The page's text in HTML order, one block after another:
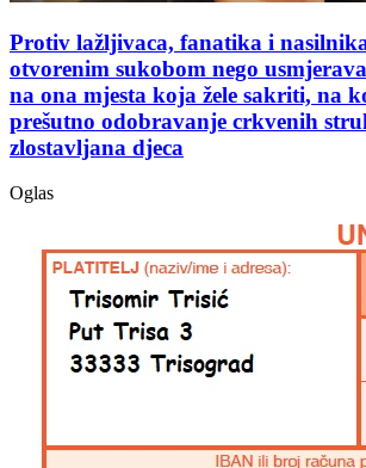
Protiv lažljivaca, fanatika i
otvorenim sukobom nego
na ona mjesta koja žele sakriti, na
prešutno odobravanje crkvenih
zlostavljana djeca
Oglas